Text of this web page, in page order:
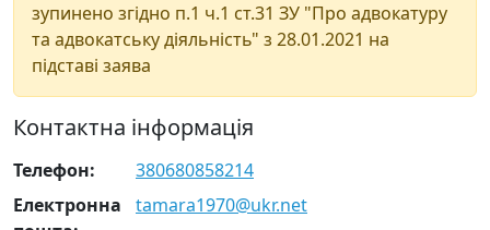
зупинено згідно п.1 ч.1 ст.31 ЗУ "Про адвокатуру
та адвокатську діяльність" з 28.01.2021 на
підставі заява
Контактна інформація
Телефон:
380680858214
Електронна
tamara1970@ukr.net